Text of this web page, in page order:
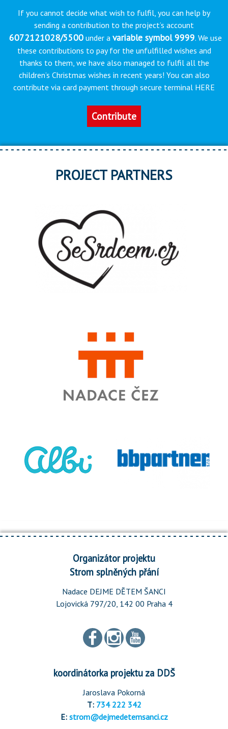
If you cannot decide what wish to fulfil, you can help by
sending a contribution to the project’s account
6072121028/5500under a variable symbol 9999. We use
these contributions to pay for the unfulfilled wishes and
thanks to them, we have also managed to fulfil all the
children’s Christmas wishes in recent years! You can also
contribute via card payment through secure terminal HERE
Contribute
PROJECT PARTNERS
Organizátor projektu
Strom splněných přání
Nadace DEJME DĚTEM ŠANCI
Lojovická 797/20, 142 00 Praha 4
koordinátorka projektu za DDŠ
Jaroslava Pokorná
T: 734 222 342
E: strom@dejmedetemsanci.cz